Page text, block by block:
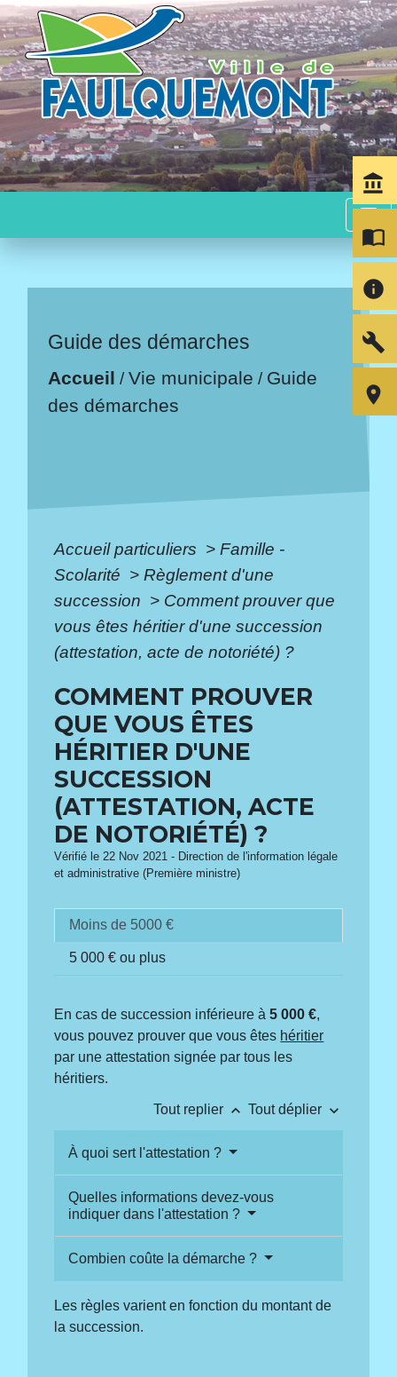
menu
Guide des démarches
Accueil /Vie municipale / Guide
des démarches
Accueil particuliers > Famille -
Scolarité > Règlement d'une
succession > Comment prouver que
vous êtes héritier d'une succession
(attestation, acte de notoriété) ?
COMMENT PROUVER
QUE VOUS ÊTES
HÉRITIER D'UNE
SUCCESSION
(ATTESTATION, ACTE
DE NOTORIÉTÉ) ?
Vérifié le 22 Nov 2021 - Direction de l'information légale
et administrative (Première ministre)
Moins de 5000 €
5 000 € ou plus
En cas de succession inférieure à5 000 €,
vous pouvez prouver que vous êtes héritier
par une attestation signée par tous les
héritiers.
Tout replier keyboard_arrow_up Tout déplier keyboard_arrow_down
À quoi sert l'attestation ?
Quelles informations devez-vous
indiquer dans l'attestation ?
Combien coûte la démarche ?
Les règles varient en fonction du montant de
la succession.
account_balance
import_contacts
info
build
room